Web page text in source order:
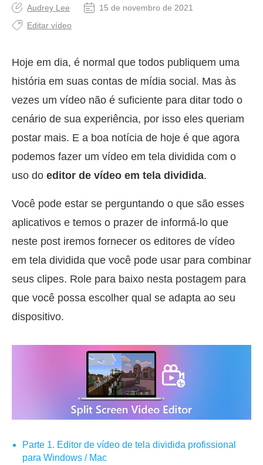
Audrey Lee
15 de novembro de 2021
Editar vídeo
Hoje em dia, é normal que todos publiquem uma
história em suas contas de mídia social. Mas às
vezes um vídeo não é suficiente para ditar todo o
cenário de sua experiência, por isso eles queriam
postar mais. E a boa notícia de hoje é que agora
podemos fazer um vídeo em tela dividida com o
uso do editor de vídeo em tela dividida.
Você pode estar se perguntando o que são esses
aplicativos e temos o prazer de informá-lo que
neste post iremos fornecer os editores de vídeo
em tela dividida que você pode usar para combinar
seus clipes. Role para baixo nesta postagem para
que você possa escolher qual se adapta ao seu
dispositivo.
Parte 1. Editor de vídeo de tela dividida profissional
para Windows / Mac